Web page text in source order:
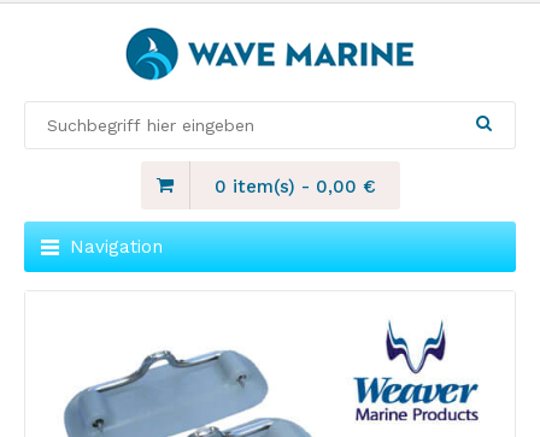
0 item(s) - 0,00 €
Navigation